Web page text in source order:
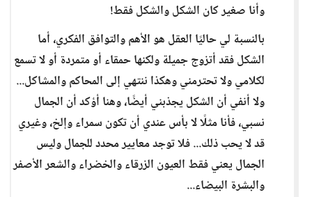
وأنا صغير كان الشكل والشكل فقط!
بالنسبة لي حاليًا العقل هو الأهم والتوافق الفكري، أما
الشكل فقد أتزوج جميلة ولكنها حمقاء أو متمردة أو لا تسمع
لكلامي ولا تحترمني وهكذا ننتهي إلى المحاكم والمشاكل...
ولا أنفي أن الشكل يجذبني أيضًا، وهنا أؤكد أن الجمال
نسبي، فأنا مثلًا لا بأس عندي أن تكون سمراء وإلخ، وغيري
قد لا يحب ذلك... فلا توجد معايير محدد للجمال وليس
الجمال يعني فقط العيون الزرقاء والخضراء والشعر الأصفر
والبشرة البيضاء...